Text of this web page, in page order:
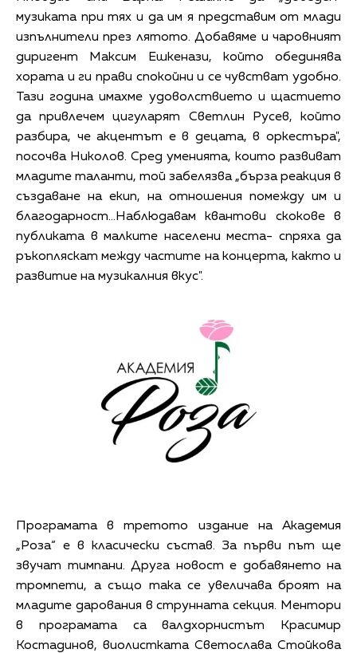
музиката при тях и да им я представим от млади
изпълнители през лятото. Добавяме и чаровният
диригент Максим Ешкенази, който обединява
хората и ги прави спокойни и се чувстват удобно.
Тази година имахме удоволствието и щастието
да привлечем цигуларят Светлин Русев, който
разбира, че акцентът е в децата, в оркестъра",
посочва Николов. Сред уменията, които развиват
младите таланти, той забелязва „бърза реакция в
създаване на екип, на отношения помежду им и
благодарност...Наблюдавам квантови скокове в
публиката в малките населени места- спряха да
ръкопляскат между частите на концерта, както и
развитие на музикалния вкус".
Програмата в третото издание на Академия
„Роза“ е в класически състав. За първи път ще
звучат тимпани. Друга новост е добавянето на
тромпети, а също така се увеличава броят на
младите дарования в струнната секция. Ментори
в програмата са валдхорнистът Красимир
Костадинов, виолистката Светослава Стойкова